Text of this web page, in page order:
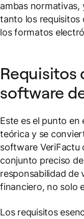
ambas normativas,
tanto los requisitos
los formatos
Requisitos
software
Este es el punto en
teórica y se
software VeriFactu
conjunto preciso
responsabilidad de
financiero, no solo
Los requisitos